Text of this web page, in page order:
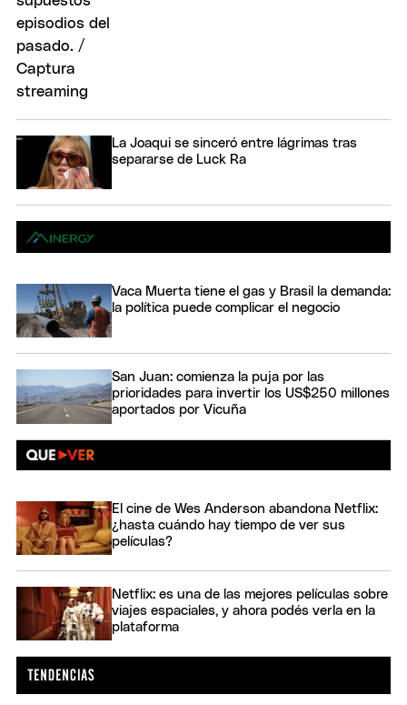
La Joaqui se sinceró entre lágrimas tras
separarse de Luck Ra
Vaca Muerta tiene el gas y Brasil la demanda:
la política puede complicar el negocio
San Juan: comienza la puja por las
prioridades para invertir los US$250 millones
aportados por Vicuña
El cine de Wes Anderson abandona Netflix:
¿hasta cuándo hay tiempo de ver sus
películas?
Netflix: es una de las mejores películas sobre
viajes espaciales, y ahora podés verla en la
plataforma